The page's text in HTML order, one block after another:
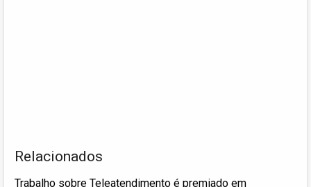
Relacionados
Trabalho sobre Teleatendimento é premiado em